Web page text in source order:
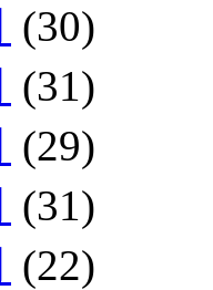
(30)
(31)
(29)
(31)
(22)